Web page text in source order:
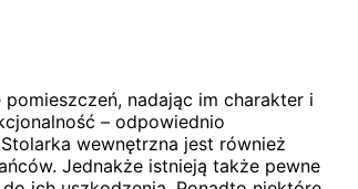
nadając im charakter i
– odpowiednio
wewnętrzna jest również
Jednakże istnieją także pewne